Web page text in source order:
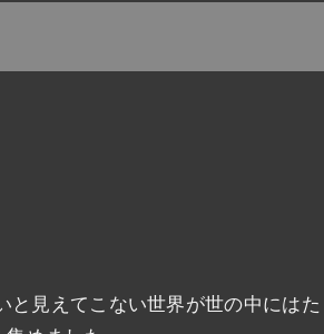
見えてこない世界が世の中には